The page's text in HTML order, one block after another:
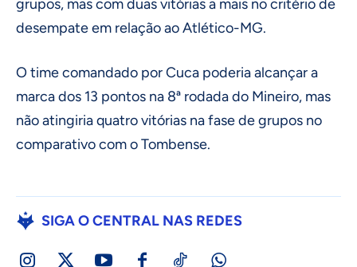
grupos, mas com duas vitórias a mais no critério de
desempate em relação ao Atlético-MG.
O time comandado por Cuca poderia alcançar a
marca dos 13 pontos na 8ª rodada do Mineiro, mas
não atingiria quatro vitórias na fase de grupos no
comparativo com o Tombense.
SIGA O CENTRAL NAS REDES